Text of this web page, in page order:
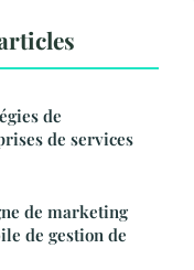
de
de services
de marketing
de gestion de